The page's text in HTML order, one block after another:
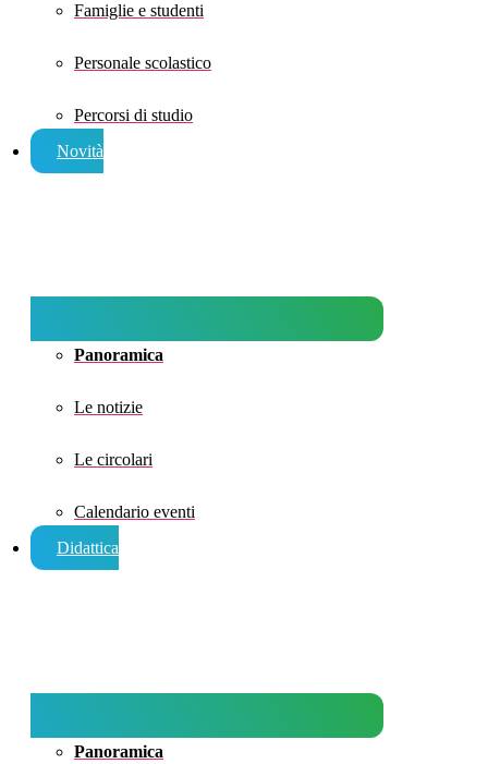
Famiglie e studenti
Personale scolastico
Percorsi di studio
Novità
Panoramica
Le notizie
Le circolari
Calendario eventi
Didattica
Panoramica